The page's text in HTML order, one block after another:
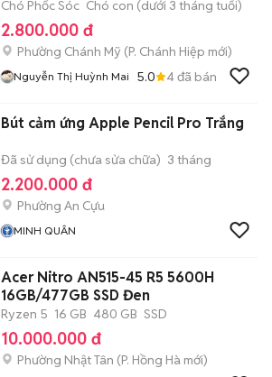
Chó Phốc Sóc Chó con (dưới 3 tháng tuổi)
2.800.000 đ
Phường Chánh Mỹ (P. Chánh Hiệp mới)
Nguyễn Thị Huỳnh Mai 5.0 4đã bán
Bút cảm ứng Apple Pencil Pro Trắng
Đã sử dụng (chưa sửa chữa) 3 tháng
2.200.000 đ
Phường An Cựu
MINH QUÂN
Acer Nitro AN515-45 R5 5600H
16GB/477GB SSD Đen
Ryzen 5 16 GB 480 GB SSD
10.000.000 đ
Phường Nhật Tân (P. Hồng Hà mới)